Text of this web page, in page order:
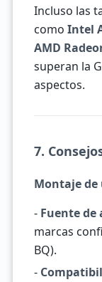
Incluso las
como Intel
AMD
superan la
aspectos.
7.
Montaje de
- Fuente
marcas
BQ).
-